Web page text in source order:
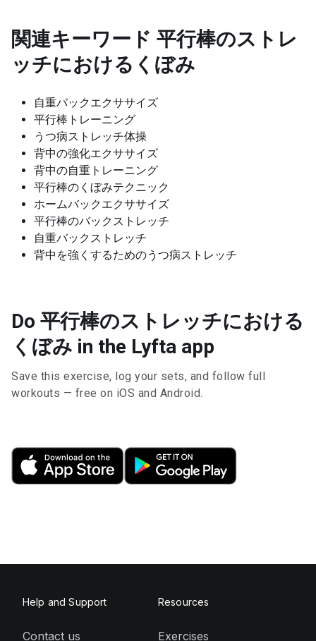
関連キーワード 平行棒のストレ
ッチにおけるくぼみ
自重バックエクササイズ
平行棒トレーニング
うつ病ストレッチ体操
背中の強化エクササイズ
背中の自重トレーニング
平行棒のくぼみテクニック
ホームバックエクササイズ
平行棒のバックストレッチ
自重バックストレッチ
背中を強くするためのうつ病ストレッチ
Do 平行棒のストレッチにおける
くぼみ in the Lyfta app
Save this exercise, log your sets, and follow full
workouts — free on iOS and Android.
Help and Support
Contact us
Resources
Exercises